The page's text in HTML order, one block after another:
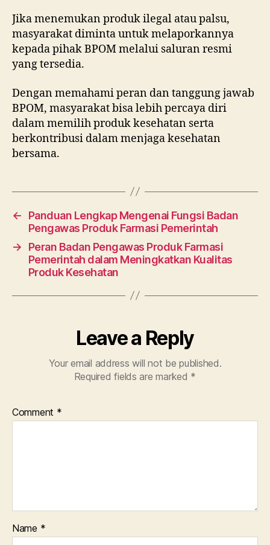
Jika menemukan produk ilegal atau palsu,
masyarakat diminta untuk melaporkannya
kepada pihak BPOM melalui saluran resmi
yang tersedia.
Dengan memahami peran dan tanggung jawab
BPOM, masyarakat bisa lebih percaya diri
dalam memilih produk kesehatan serta
berkontribusi dalam menjaga kesehatan
bersama.
←
Panduan Lengkap Mengenai Fungsi Badan
Pengawas Produk Farmasi Pemerintah
→
Peran Badan Pengawas Produk Farmasi
Pemerintah dalam Meningkatkan Kualitas
Produk Kesehatan
Leave a Reply
Your email address will not be published.
Required fields are marked *
Comment *
Name *